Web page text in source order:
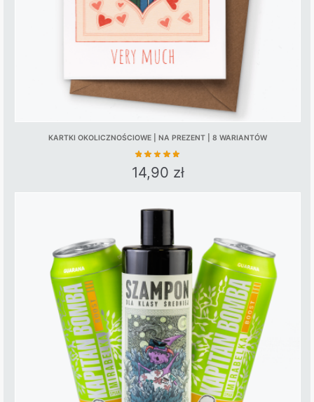
KARTKI OKOLICZNOŚCIOWE | NA PREZENT | 8 WARIANTÓW
14,90 zł
This
product
multiple
variants.
The
options
may
be
chosen
on
the
product